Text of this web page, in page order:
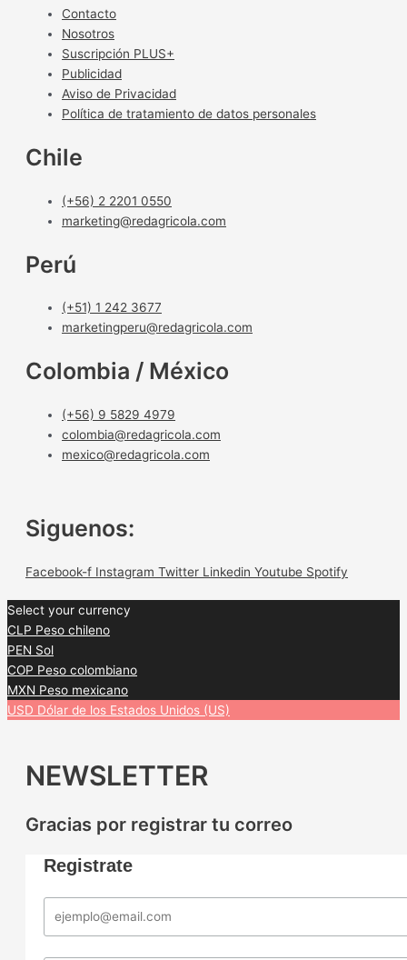
Contacto
Nosotros
Suscripción PLUS+
Publicidad
Aviso de Privacidad
Política de tratamiento de datos personales
Chile
(+56) 2 2201 0550
marketing@redagricola.com
Perú
(+51) 1 242 3677
marketingperu@redagricola.com
Colombia / México
(+56) 9 5829 4979
colombia@redagricola.com
mexico@redagricola.com
Siguenos:
Facebook-f Instagram Twitter Linkedin Youtube Spotify
Select your currency
CLP Peso chileno
PEN Sol
COP Peso colombiano
MXN Peso mexicano
USD Dólar de los Estados Unidos (US)
NEWSLETTER
Gracias por registrar tu correo
Registrate